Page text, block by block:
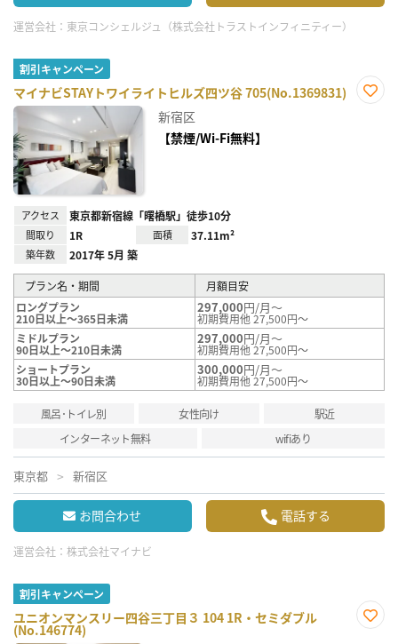
運営会社： 東京コンシェルジュ（株式会社トラストインフィニティー）
割引キャンペーン
マイナビSTAYトワイライトヒルズ四ツ谷 705(No.1369831)
新宿区
【禁煙/Wi-Fi無料】
アクセス 東京都新宿線「曙橋駅」徒歩10分
間取り 1R 面積 37.11m²
築年数 2017年 5月 築
プラン名・期間
月額目安
ロングプラン
210日以上～365日未満
297,000円/月～
初期費用他 27,500円～
ミドルプラン
90日以上～210日未満
297,000円/月～
初期費用他 27,500円～
ショートプラン
30日以上～90日未満
300,000円/月～
初期費用他 27,500円～
風呂･トイレ別 女性向け
駅近
インターネット無料
wifiあり
東京都 新宿区
お問合わせ 電話する
運営会社： 株式会社マイナビ
割引キャンペーン
ユニオンマンスリー四谷三丁目３ 104 1R・セミダブル
(No.146774)